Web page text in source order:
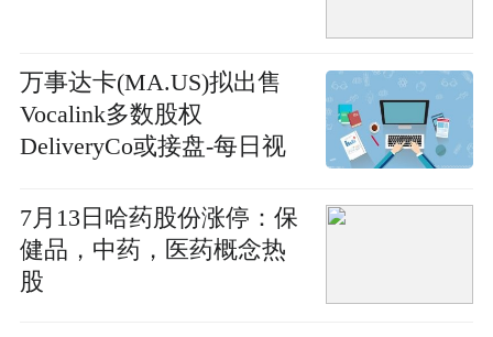
万事达卡(MA.US)拟出售
Vocalink多数股权
DeliveryCo或接盘-每日视
7月13日哈药股份涨停：保
健品，中药，医药概念热
股